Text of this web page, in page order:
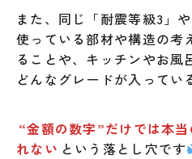
また、同じ「耐震等級3」
使っている部材や構造の考
ることや、キッチンやお風
どんなグレードが入ってい
“金額の数字”だけでは本
れない という落とし穴です